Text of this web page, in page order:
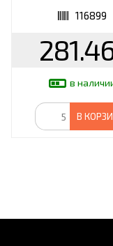
116899
в
В